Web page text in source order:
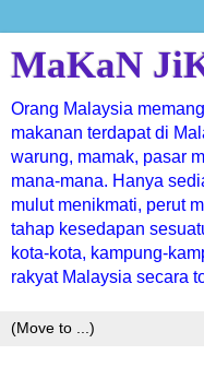
MaKaN
Orang Malaysia
makanan terdapat di
warung, mamak, pasar
mana-mana. Hanya
mulut menikmati, perut
tahap kesedapan
kota-kota, kampung-
rakyat Malaysia secara